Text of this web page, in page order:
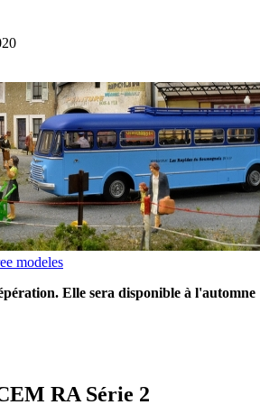
Elle sera disponible à l'automne
RA Série 2